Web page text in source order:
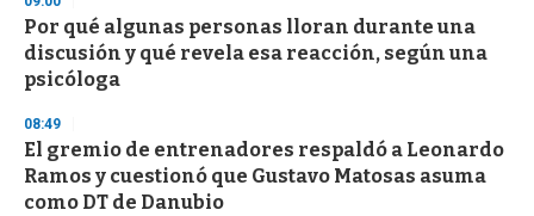
d
s
o
f
3
s
e
c
o
n
Por qué algunas personas lloran durante una
discusión y qué revela esa reacción, según una
psicóloga
08:49
El gremio de entrenadores respaldó a Leonardo
Ramos y cuestionó que Gustavo Matosas asuma
como DT de Danubio